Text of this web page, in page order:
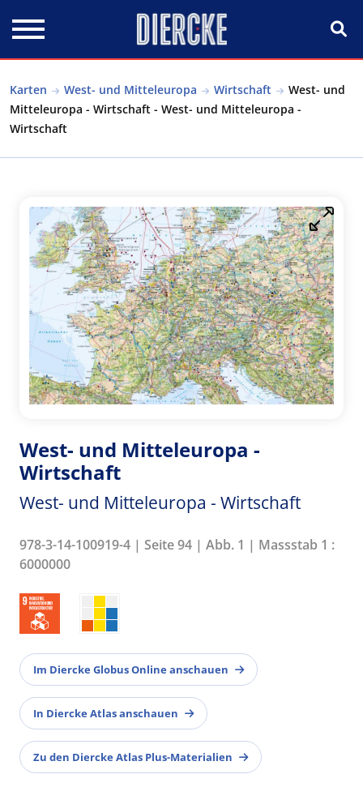
Karten West- und Mitteleuropa Wirtschaft
West- und
Mitteleuropa - Wirtschaft - West- und Mitteleuropa -
Wirtschaft
West- und Mitteleuropa -
Wirtschaft
West- und Mitteleuropa - Wirtschaft
978-3-14-100919-4 | Seite 94 | Abb. 1 | Massstab 1 :
6000000
Im Diercke Globus Online anschauen
In Diercke Atlas anschauen
Zu den Diercke Atlas Plus-Materialien